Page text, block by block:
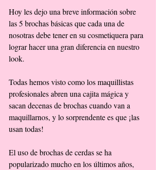
Hoy les dejo una breve información sobre
las 5 brochas básicas que cada una de
nosotras debe tener en su cosmetiquera para
lograr hacer una gran diferencia en nuestro
look.
Todas hemos visto como los maquillistas
profesionales abren una cajita mágica y
sacan decenas de brochas cuando van a
maquillarnos, y lo sorprendente es que ¡las
usan todas!
El uso de brochas de cerdas se ha
popularizado mucho en los últimos años,